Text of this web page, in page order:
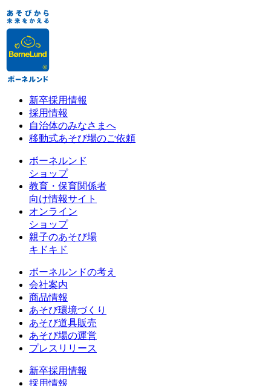
新卒採用情報
採用情報
自治体のみなさまへ
移動式あそび場のご依頼
ボーネルンド
ショップ
教育・保育関係者
向け情報サイト
オンライン
ショップ
親子のあそび場
キドキド
ボーネルンドの考え
会社案内
商品情報
あそび環境づくり
あそび道具販売
あそび場の運営
プレスリリース
新卒採用情報
採用情報